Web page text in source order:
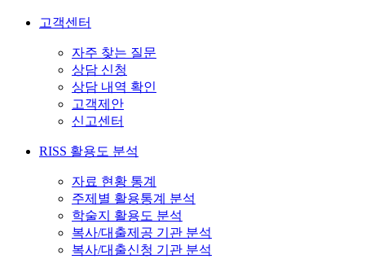
고객센터
자주 찾는 질문
상담 신청
상담 내역 확인
고객제안
신고센터
RISS 활용도 분석
자료 현황 통계
주제별 활용통계 분석
학술지 활용도 분석
복사/대출제공 기관 분석
복사/대출신청 기관 분석